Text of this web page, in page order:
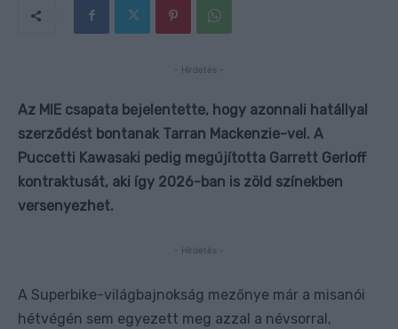
- Hirdetés -
Az MIE csapata bejelentette, hogy azonnali hatállyal
szerződést bontanak Tarran Mackenzie-vel. A
Puccetti Kawasaki pedig megújította Garrett Gerloff
kontraktusát, aki így 2026-ban is zöld színekben
versenyezhet.
- Hirdetés -
A Superbike-világbajnokság mezőnye már a misanói
hétvégén sem egyezett meg azzal a névsorral,